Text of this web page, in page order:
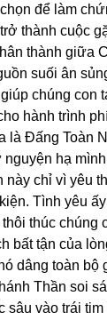
để làm
thành cuộc
thành giữa
suối ân
chúng con
hành trình
là Đấng Toàn
hạ
này chỉ vì yêu
Tình yêu
thúc chúng
bất tận của
dâng toàn bộ
Thần soi
sâu vào trái